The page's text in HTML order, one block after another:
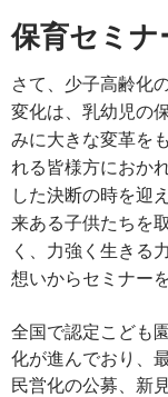
保育セミナ
さて、少子高齢化
変化は、乳幼児の
みに大きな変革を
れる皆様方におか
した決断の時を迎
来ある子供たちを
く、力強く生きる
想いからセミナー
全国で認定こども
化が進んでおり、
民営化の公募、新